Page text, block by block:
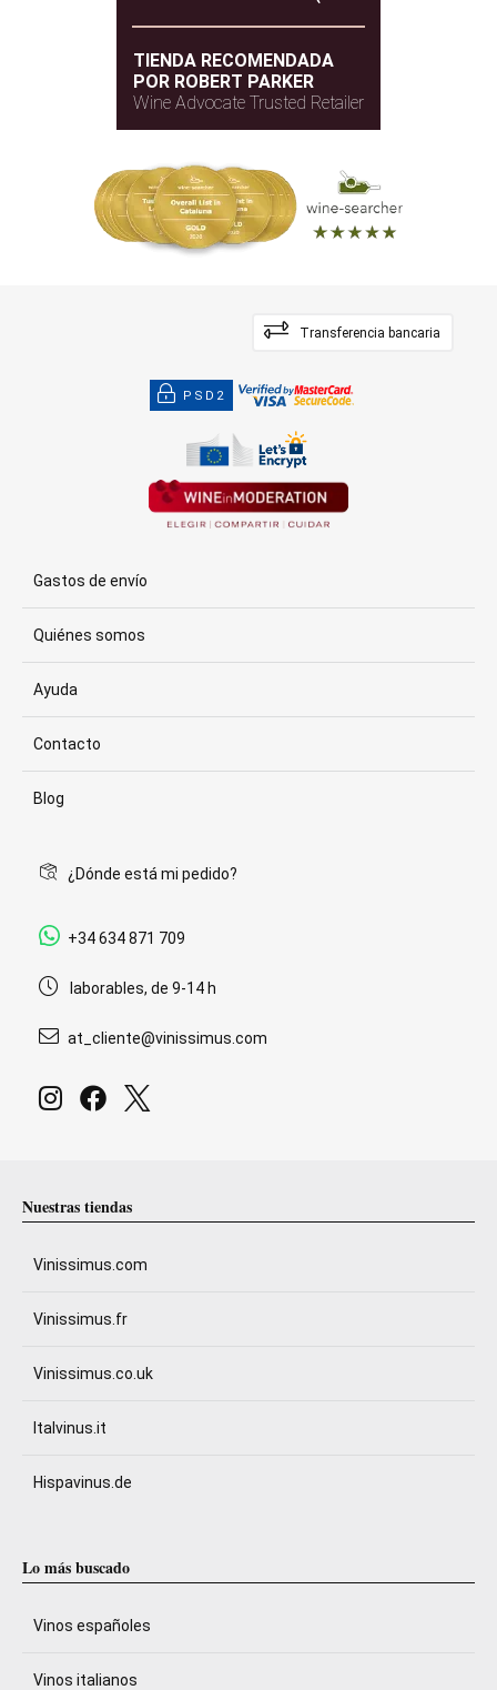
TIENDA RECOMENDADA
POR ROBERT PARKER
Wine Advocate Trusted Retailer
Transferencia bancaria
PSD2
Gastos de envío
Quiénes somos
Ayuda
Contacto
Blog
¿Dónde está mi pedido?
+34 634 871 709
laborables, de 9-14 h
at_cliente@vinissimus.com
Nuestras tiendas
Vinissimus.com
Vinissimus.fr
Vinissimus.co.uk
Italvinus.it
Hispavinus.de
Lo más buscado
Vinos españoles
Vinos italianos